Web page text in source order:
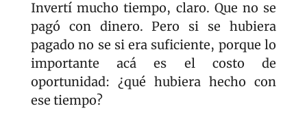
Invertí mucho tiempo, claro. Que no se
pagó con dinero. Pero si se hubiera
pagado no se si era suficiente, porque lo
importante acá es el costo de
oportunidad: ¿qué hubiera hecho con
ese tiempo?